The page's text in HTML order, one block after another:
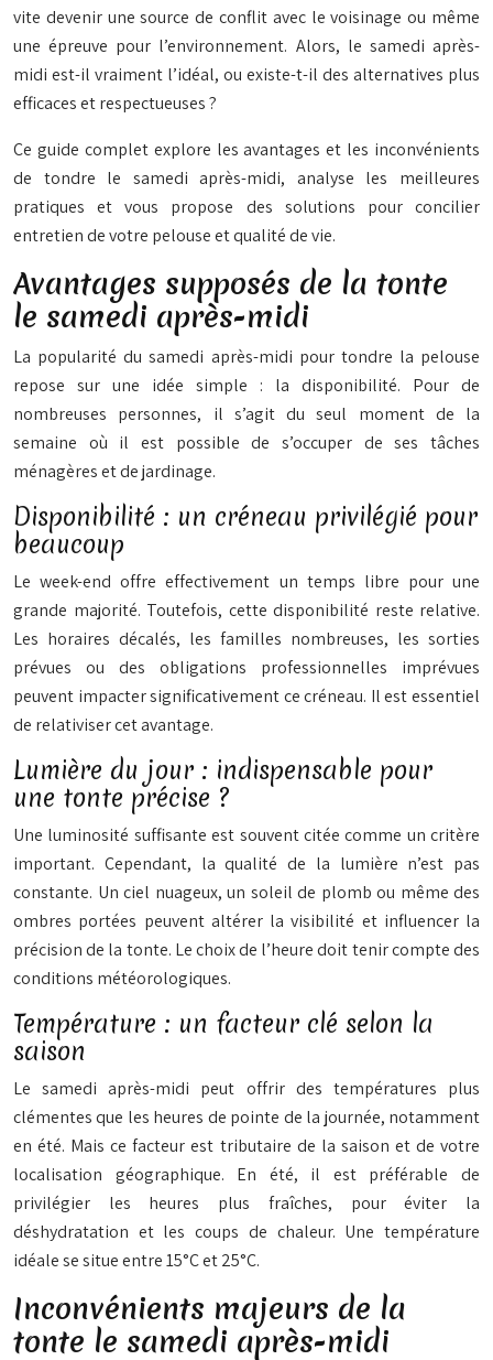
vite devenir une source de conflit avec le voisinage ou même
une épreuve pour l’environnement. Alors, le samedi après-
midi est-il vraiment l’idéal, ou existe-t-il des alternatives plus
efficaces et respectueuses ?
Ce guide complet explore les avantages et les inconvénients
de tondre le samedi après-midi, analyse les meilleures
pratiques et vous propose des solutions pour concilier
entretien de votre pelouse et qualité de vie.
Avantages supposés de la tonte
le samedi après-midi
La popularité du samedi après-midi pour tondre la pelouse
repose sur une idée simple : la disponibilité. Pour de
nombreuses personnes, il s’agit du seul moment de la
semaine où il est possible de s’occuper de ses tâches
ménagères et de jardinage.
Disponibilité : un créneau privilégié pour
beaucoup
Le week-end offre effectivement un temps libre pour une
grande majorité. Toutefois, cette disponibilité reste relative.
Les horaires décalés, les familles nombreuses, les sorties
prévues ou des obligations professionnelles imprévues
peuvent impacter significativement ce créneau. Il est essentiel
de relativiser cet avantage.
Lumière du jour : indispensable pour
une tonte précise ?
Une luminosité suffisante est souvent citée comme un critère
important. Cependant, la qualité de la lumière n’est pas
constante. Un ciel nuageux, un soleil de plomb ou même des
ombres portées peuvent altérer la visibilité et influencer la
précision de la tonte. Le choix de l’heure doit tenir compte des
conditions météorologiques.
Température : un facteur clé selon la
saison
Le samedi après-midi peut offrir des températures plus
clémentes que les heures de pointe de la journée, notamment
en été. Mais ce facteur est tributaire de la saison et de votre
localisation géographique. En été, il est préférable de
privilégier les heures plus fraîches, pour éviter la
déshydratation et les coups de chaleur. Une température
idéale se situe entre 15°C et 25°C.
Inconvénients majeurs de la
tonte le samedi après-midi